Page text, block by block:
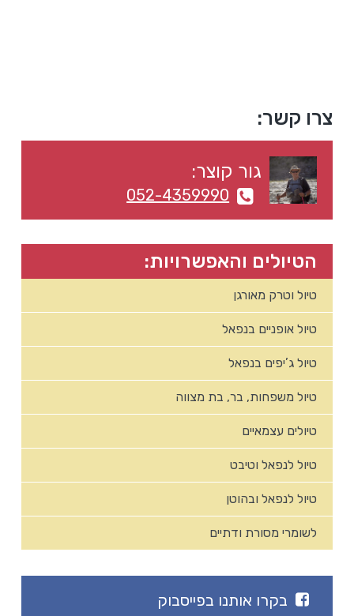
סרגל
צדדי
ראשי
צרו קשר:
גור קוצר:
052-4359990
הטיולים והאפשרויות:
טיול וטרק מאורגן
טיול אופניים בנפאל
טיול ג’יפים בנפאל
טיול משפחות, בר, בת מצווה
טיולים עצמאיים
טיול לנפאל וטיבט
טיול לנפאל ובהוטן
לשומרי מסורת ודתיים
בקרו אותנו בפייסבוק